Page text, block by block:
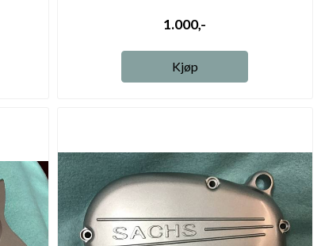
1.000,-
Kjøp